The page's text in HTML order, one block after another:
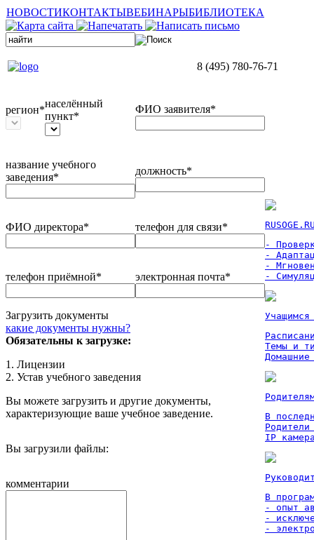
НОВОСТИКОНТАКТЫВЕБИНАРЫБИБЛИОТЕКА
8 (495) 780-76-71
регион*
населённый
пункт*
ФИО заявителя*
название учебного
заведения*
должность*
ФИО директора* телефон для связи*
телефон приёмной* электронная почта*
Загрузить документы
какие документы нужны?
Обязательны к загрузке:
1. Лицензии
2. Устав учебного заведения
Вы можете загрузить и другие документы,
характеризующие ваше учебное заведение.
Вы загрузили файлы:
комментарии
-
-
-
-
Темы и
Домашние
В
IP
В
- опыт
-
-